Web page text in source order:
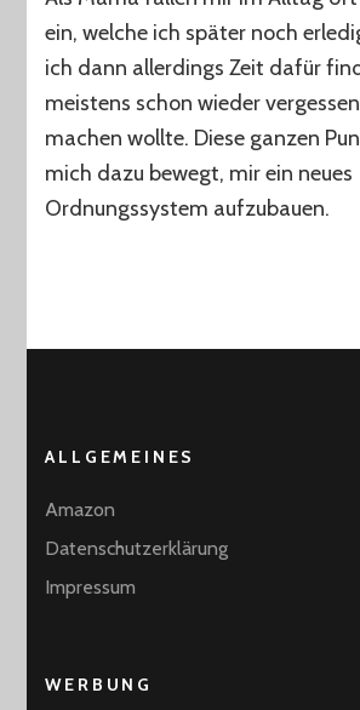
Alltag?!
Habt
ihr
auch
schon
das
passende
ein, welche ich später noch
ich dann allerdings Zeit dafür
meistens schon wieder
machen wollte. Diese ganzen
mich dazu bewegt, mir ein neues
Ordnungssystem aufzubauen.
ALLGEMEINES
Amazon
Datenschutzerklärung
Impressum
WERBUNG